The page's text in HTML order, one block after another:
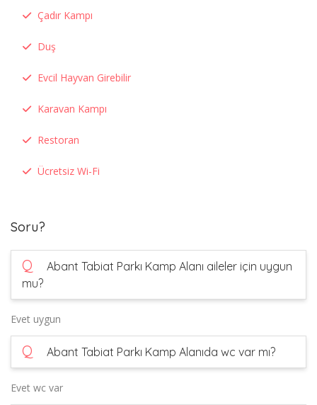
Çadır Kampı
Duş
Evcil Hayvan Girebilir
Karavan Kampı
Restoran
Ücretsiz Wi-Fi
Soru?
Q
Abant Tabiat Parkı Kamp Alanı aileler için uygun
mu?
Evet uygun
Q Abant Tabiat Parkı Kamp Alanıda wc var mı?
Evet wc var